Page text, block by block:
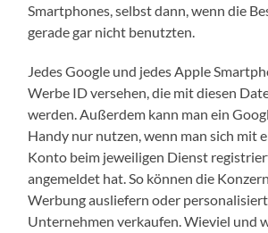
Smartphones, selbst dann, wenn die
gerade gar nicht benutzten.
Jedes Google und jedes Apple
Werbe ID versehen, die mit diesen
werden. Außerdem kann man ein
Handy nur nutzen, wenn man sich mit
Konto beim jeweiligen Dienst
angemeldet hat. So können die
Werbung ausliefern oder
Unternehmen verkaufen. Wieviel und